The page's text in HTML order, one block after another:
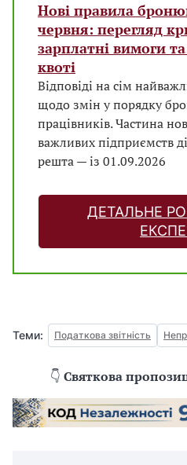
Нові правила
червня: перегляд
зарплатні вимоги
квоті
Відповіді на сім
щодо змін у порядку
працівників. Частина
важливих підприємств
решта — із 01.09.2026
ДЕТАЛЬНЕ
Теми: Податкова звітність
👇 Святкова